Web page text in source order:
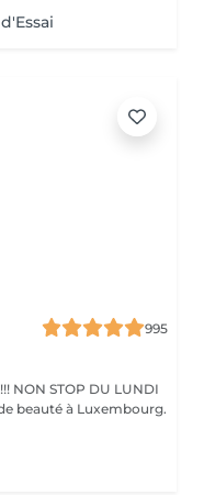
995
NON STOP DU LUNDI